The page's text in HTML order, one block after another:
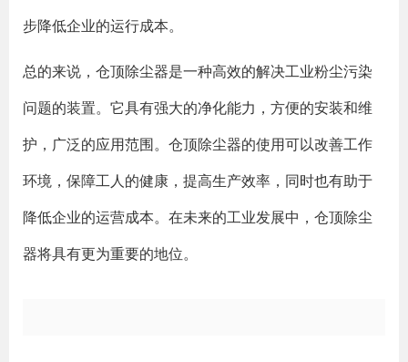
步降低企业的运行成本。
总的来说，仓顶除尘器是一种高效的解决工业粉尘污染
问题的装置。它具有强大的净化能力，方便的安装和维
护，广泛的应用范围。仓顶除尘器的使用可以改善工作
环境，保障工人的健康，提高生产效率，同时也有助于
降低企业的运营成本。在未来的工业发展中，仓顶除尘
器将具有更为重要的地位。